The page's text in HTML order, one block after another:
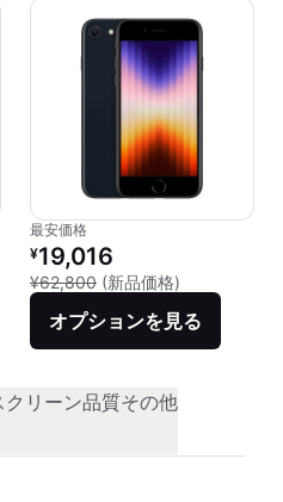
比較：¥199,981
最安価格
リファービッシュ品の価格：
¥19,016
¥62,800 (新品価格)
オプションを見る
クリーン品質その他